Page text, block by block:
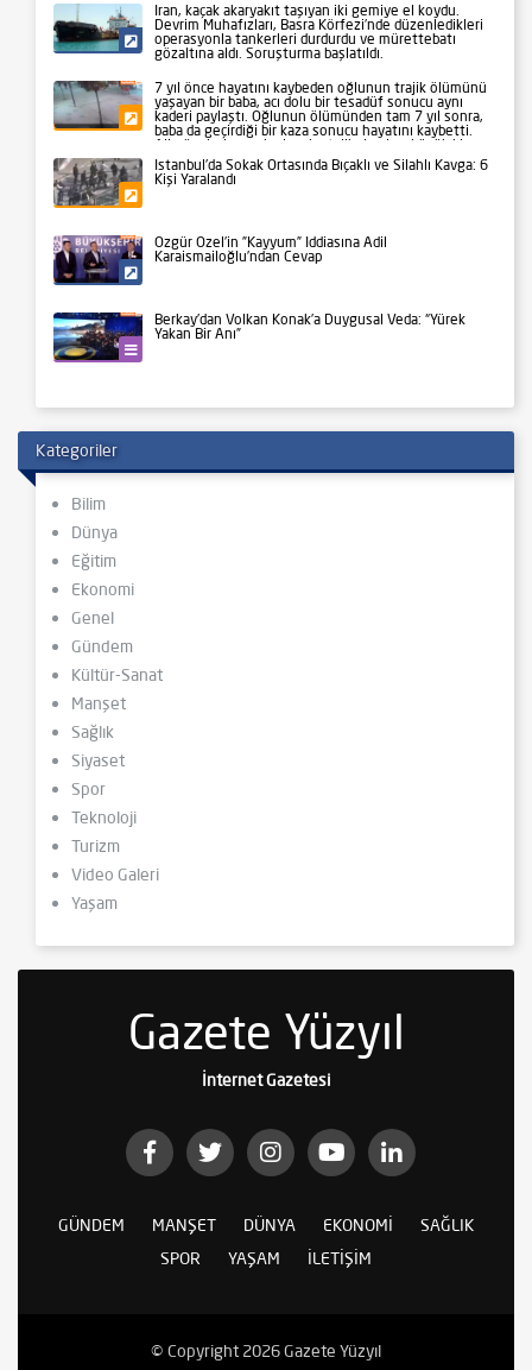
Siyaset
İran, kaçak akaryakıt taşıyan iki gemiye el koydu.
Devrim Muhafızları, Basra Körfezi’nde düzenledikleri
operasyonla tankerleri durdurdu ve mürettebatı
gözaltına aldı. Soruşturma başlatıldı.
Gündem
7 yıl önce hayatını kaybeden oğlunun trajik ölümünü
yaşayan bir baba, acı dolu bir tesadüf sonucu aynı
kaderi paylaştı. Oğlunun ölümünden tam 7 yıl sonra,
baba da geçirdiği bir kaza sonucu hayatını kaybetti.
Aile üyeleri ve yakınları, bu talihsiz olayı büyük bir
üzüntüyle karşıladı.
İstanbul’da Sokak Ortasında Bıçaklı ve Silahlı Kavga: 6
Kişi Yaralandı
Özgür Özel’in ”Kayyum” İddiasına Adil
Karaismailoğlu’ndan Cevap
Berkay’dan Volkan Konak’a Duygusal Veda: “Yürek
Yakan Bir Anı”
Kategoriler
Bilim
Dünya
Eğitim
Ekonomi
Genel
Gündem
Kültür-Sanat
Manşet
Sağlık
Siyaset
Spor
Teknoloji
Turizm
Video Galeri
Yaşam
Gazete Yüzyıl
İnternet Gazetesi
GÜNDEM MANŞET DÜNYA EKONOMI
SAĞLIK
SPOR
YAŞAM İLETIŞIM
© Copyright 2026 Gazete Yüzyıl